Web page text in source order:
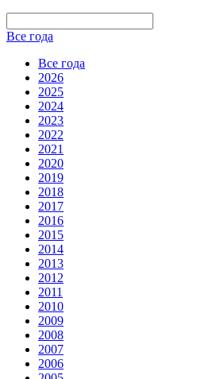
Все года
Все года
2026
2025
2024
2023
2022
2021
2020
2019
2018
2017
2016
2015
2014
2013
2012
2011
2010
2009
2008
2007
2006